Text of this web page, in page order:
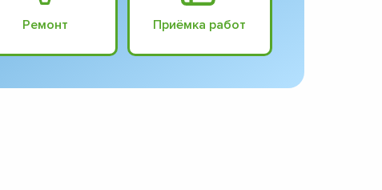
Ремонт Приёмка работ